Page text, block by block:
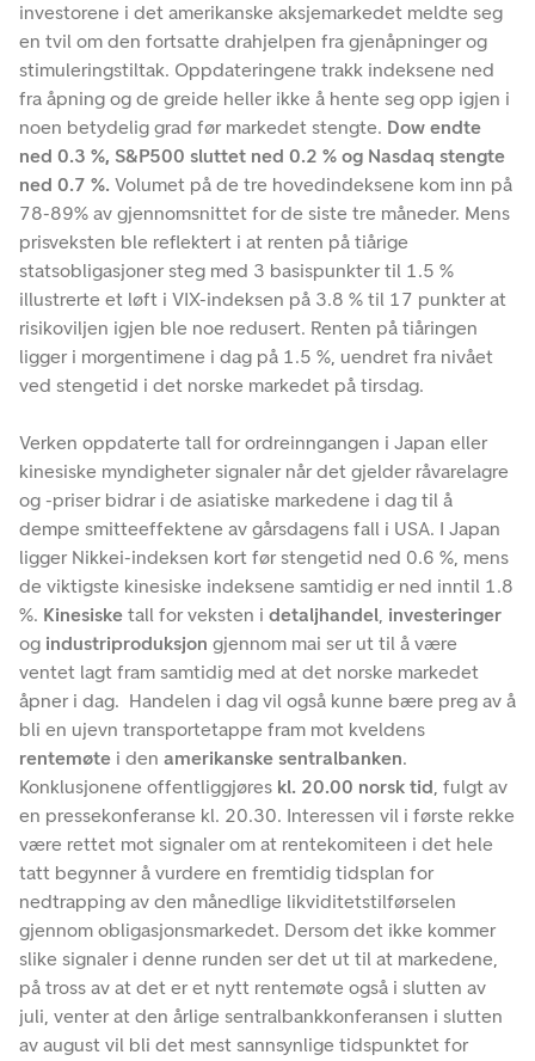
investorene i det amerikanske aksjemarkedet meldte seg
en tvil om den fortsatte drahjelpen fra gjenåpninger og
stimuleringstiltak. Oppdateringene trakk indeksene ned
fra åpning og de greide heller ikke å hente seg opp igjen i
noen betydelig grad før markedet stengte. Dow endte
ned 0.3 %, S&P500 sluttet ned 0.2 % og Nasdaq stengte
ned 0.7 %. Volumet på de tre hovedindeksene kom inn på
78-89% av gjennomsnittet for de siste tre måneder. Mens
prisveksten ble reflektert i at renten på tiårige
statsobligasjoner steg med 3 basispunkter til 1.5 %
illustrerte et løft i VIX-indeksen på 3.8 % til 17 punkter at
risikoviljen igjen ble noe redusert. Renten på tiåringen
ligger i morgentimene i dag på 1.5 %, uendret fra nivået
ved stengetid i det norske markedet på tirsdag.
Verken oppdaterte tall for ordreinngangen i Japan eller
kinesiske myndigheter signaler når det gjelder råvarelagre
og -priser bidrar i de asiatiske markedene i dag til å
dempe smitteeffektene av gårsdagens fall i USA. I Japan
ligger Nikkei-indeksen kort før stengetid ned 0.6 %, mens
de viktigste kinesiske indeksene samtidig er ned inntil 1.8
%. Kinesiske tall for veksten i detaljhandel, investeringer
og industriproduksjon gjennom mai ser ut til å være
ventet lagt fram samtidig med at det norske markedet
åpner i dag. Handelen i dag vil også kunne bære preg av å
bli en ujevn transportetappe fram mot kveldens
rentemøte i den amerikanske sentralbanken.
Konklusjonene offentliggjøres kl. 20.00 norsk tid, fulgt av
en pressekonferanse kl. 20.30. Interessen vil i første rekke
være rettet mot signaler om at rentekomiteen i det hele
tatt begynner å vurdere en fremtidig tidsplan for
nedtrapping av den månedlige likviditetstilførselen
gjennom obligasjonsmarkedet. Dersom det ikke kommer
slike signaler i denne runden ser det ut til at markedene,
på tross av at det er et nytt rentemøte også i slutten av
juli, venter at den årlige sentralbankkonferansen i slutten
av august vil bli det mest sannsynlige tidspunktet for